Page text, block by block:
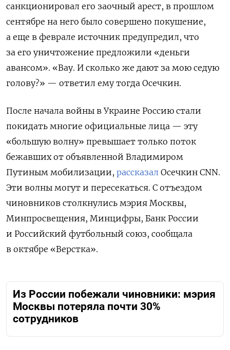
санкционировал его заочный арест, в прошлом
сентябре на него было совершено покушение,
а еще в феврале источник предупредил, что
за его уничтожение предложили «деньги
авансом». «Вау. И сколько же дают за мою седую
голову?» — ответил ему тогда Осечкин.
После начала войны в Украине Россию стали
покидать многие официальные лица — эту
«большую волну» превышает только поток
бежавших от объявленной Владимиром
Путиным мобилизации, рассказал Осечкин CNN.
Эти волны могут и пересекаться. С отъездом
чиновников столкнулись мэрия Москвы,
Минпросвещения, Минцифры, Банк России
и Российский футбольный союз, сообщала
в октябре «Верстка».
Из России побежали чиновники: мэрия
Москвы потеряла почти 30%
сотрудников